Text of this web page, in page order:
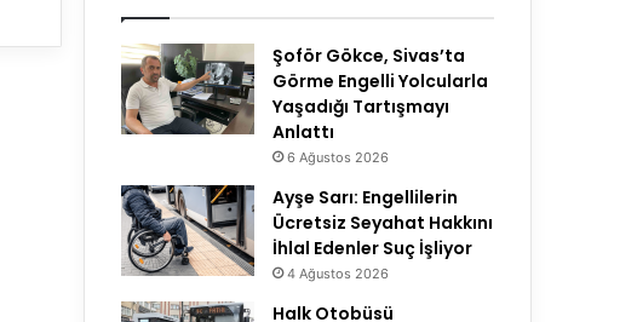
Şoför Gökce, Sivas’ta
Görme Engelli Yolcularla
Yaşadığı Tartışmayı
Anlattı
6 Ağustos 2026
Ayşe Sarı: Engellilerin
Ücretsiz Seyahat Hakkını
İhlal Edenler Suç İşliyor
4 Ağustos 2026
Halk Otobüsü